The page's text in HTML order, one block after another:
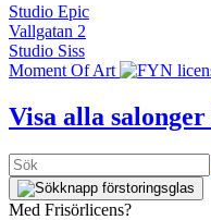
Studio Epic
Vallgatan 2
Studio Siss
Moment Of Art
Visa alla
Med Frisörlicens?